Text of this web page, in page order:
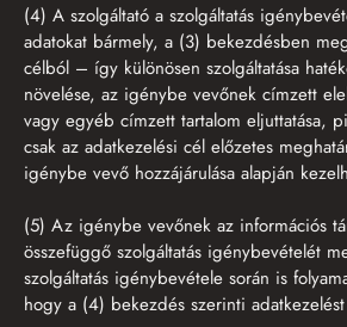
(4) A szolgáltató a szolgáltatás
adatokat bármely, a (3) bekezdésben
célból – így különösen szolgáltatása
növelése, az igénybe vevőnek címzett
vagy egyéb címzett tartalom eljuttatása,
csak az adatkezelési cél előzetes
igénybe vevő hozzájárulása alapján
(5) Az igénybe vevőnek az információs
összefüggő szolgáltatás igénybevételét
szolgáltatás igénybevétele során is
hogy a (4) bekezdés szerinti